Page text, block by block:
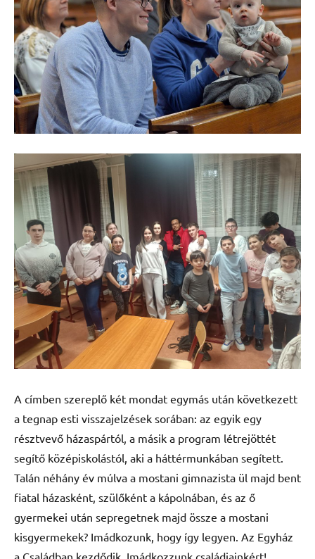
A címben szereplő két mondat egymás után következett
a tegnap esti visszajelzések sorában: az egyik egy
résztvevő házaspártól, a másik a program létrejöttét
segítő középiskolástól, aki a háttérmunkában segített.
Talán néhány év múlva a mostani gimnazista ül majd bent
fiatal házasként, szülőként a kápolnában, és az ő
gyermekei után sepregetnek majd össze a mostani
kisgyermekek? Imádkozunk, hogy így legyen. Az Egyház
a Családban kezdődik. Imádkozzunk családjainkért!